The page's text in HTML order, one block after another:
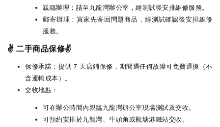
親臨辦理：請至九龍灣辦公室，經測試後安排維修服務。
郵寄辦理：買家先寄回問題商品，經測試確認後安排維修
服務。
✌️ 二手商品保修✌️
保修承諾：提供 7 天店鋪保修，期間遇任何故障可免費退換（不
含運輸成本）。
交收地點：
可在辦公時間內親臨九龍灣辦公室現場測試及交收。
可預約安排於九龍灣、牛頭角或觀塘港鐵站交收。